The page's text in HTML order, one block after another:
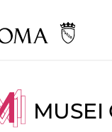
MUSEI